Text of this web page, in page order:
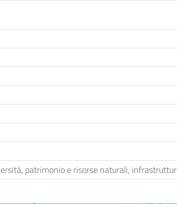
patrimonio e risorse naturali,